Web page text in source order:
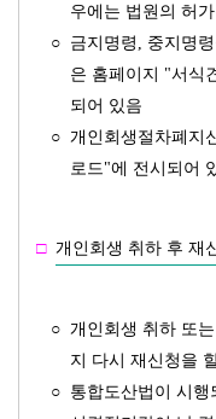
우에는 법원의 허
○ 금지명령, 중지명
은 홈페이지 "서식
되어 있음
○ 개인회생절차폐지
로드"에 전시되어
□ 개인회생 취하 후 재
○ 개인회생 취하 또
지 다시 재신청을
○ 통합도산법이 시행